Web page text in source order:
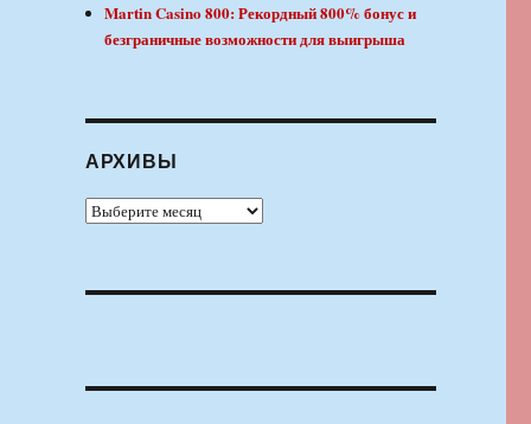
Martin Casino 800: Рекордный 800% бонус и
безграничные возможности для выигрыша
АРХИВЫ
Архивы